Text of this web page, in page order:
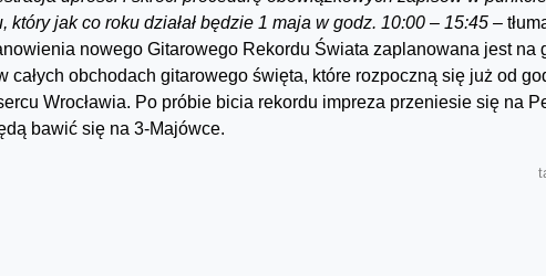
który jak co roku działał będzie 1 maja w godz. 10:00 – 15:45 –
nowego Gitarowego Rekordu Świata zaplanowana jest na
całych obchodach gitarowego święta, które rozpoczną się już od
Wrocławia. Po próbie bicia rekordu impreza przeniesie się na
bawić się na 3-Majówce.